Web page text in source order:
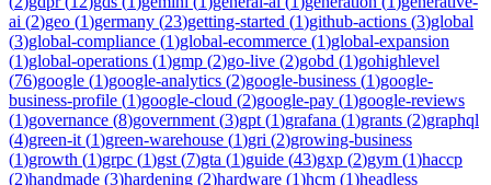
ai (2)geo (1)germany (23)getting-started (1)github-actions (3)global
(3)global-compliance (1)global-ecommerce (1)global-expansion
(1)global-operations (1)gmp (2)go-live (2)gobd (1)gohighlevel
(76)google (1)google-analytics (2)google-business (1)google-
business-profile (1)google-cloud (2)google-pay (1)google-reviews
(1)governance (8)government (3)gpt (1)grafana (1)grants (2)graphql
(4)green-it (1)green-warehouse (1)gri (2)growing-business
(1)growth (1)grpc (1)gst (7)gta (1)guide (43)gxp (2)gym (1)haccp
(2)handmade (3)hardening (2)hardware (1)hcm (1)headless